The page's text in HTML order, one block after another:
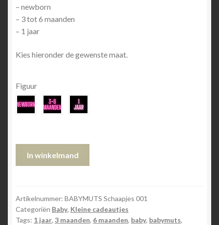
– newborn
– 3 tot 6 maanden
– 1 jaar
Kies hieronder de gewenste maat.
Figuur
In winkelmand
Artikelnummer: BABYMUTS Schaapjes 001
Categoriën Baby, Kleine cadeautjes
Tags: 1 jaar, 3 maanden, 6 maanden, baby, babymuts,